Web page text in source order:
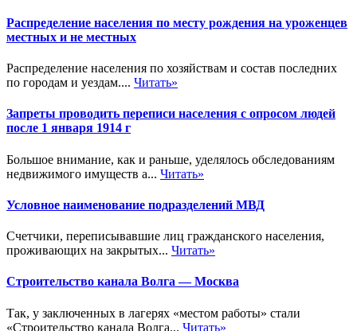
Распределение населения по месту рождения на уроженцев
местных и не местных
Распределение населения по хозяйствам и состав последних
по городам и уездам.... Читать»
Запреты проводить переписи населения с опросом людей
после 1 января 1914 г
Большое внимание, как и раньше, уделялось обследованиям
недвижимого имуществ а... Читать»
Условное наименование подразделений МВД
Счетчики, переписывавшие лиц гражданского населения,
проживающих на закрытых... Читать»
Строительство канала Волга — Москва
Так, у заключенных в лагерях «местом работы» стали
«Строительство канала Волга... Читать»